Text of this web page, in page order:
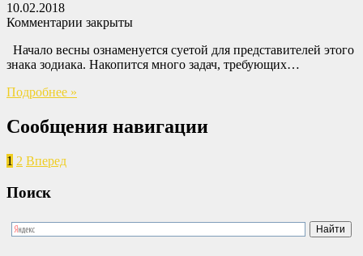
10.02.2018
Комментарии закрыты
Начало весны ознаменуется суетой для представителей этого
знака зодиака. Накопится много задач, требующих…
Подробнее »
Сообщения навигации
1 2 Вперед
Поиск